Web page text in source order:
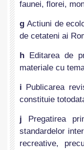
faunei, florei,
gActiuni de
de cetateni ai
h Editarea de
materiale cu
i Publicarea
constituie
j Pregatirea
standardelor
recreative,